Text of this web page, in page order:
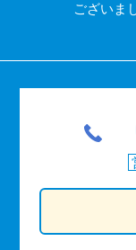
ございま